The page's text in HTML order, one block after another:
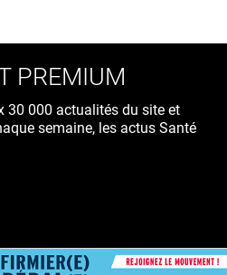
PREMIUM
30 000 actualités du site et
semaine, les actus Santé